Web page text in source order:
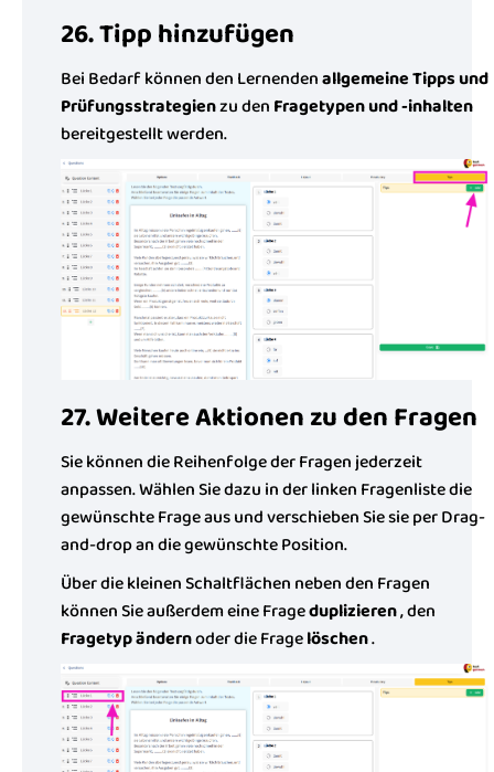
26. Tipp hinzufügen
Bei Bedarf können den Lernendenallgemeine Tipps und
Prüfungsstrategienzu den Fragetypen und -inhalten
bereitgestellt werden.
27. Weitere Aktionen zu den Fragen
Sie können die Reihenfolge der Fragen jederzeit
anpassen. Wählen Sie dazu in der linken Fragenliste die
gewünschte Frage aus und verschieben Sie sie per Drag-
and-drop an die gewünschte Position.
Über die kleinen Schaltflächen neben den Fragen
können Sie außerdem eine Frageduplizieren, den
Fragetyp ändernoder die Fragelöschen.